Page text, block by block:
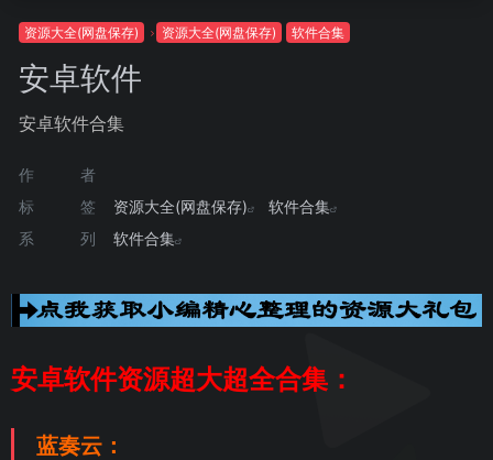
资源大全(网盘保存) 资源大全(网盘保存) 软件合集
安卓软件
安卓软件合集
作者
标签
资源大全(网盘保存)
软件合集
系列
软件合集
安卓软件资源超大超全合集：
蓝奏云：